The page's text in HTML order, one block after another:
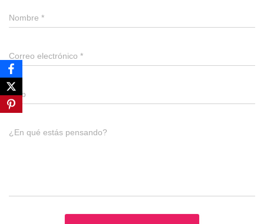
Nombre *
Correo electrónico *
Web
¿En qué estás pensando?